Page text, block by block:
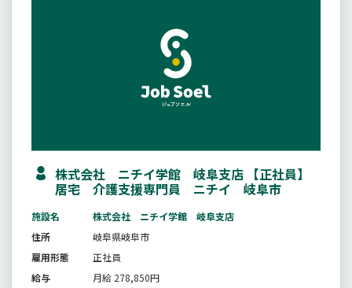
株式会社 ニチイ学館 岐阜支店 【正社員】
居宅 介護支援専門員 ニチイ 岐阜市
施設名
株式会社 ニチイ学館 岐阜支店
住所
岐阜県岐阜市
雇用形態
正社員
給与
月給 278,850円